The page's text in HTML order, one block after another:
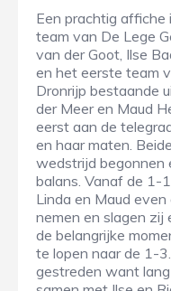
Een prachtig
team van De Lege
van der Goot, Ilse
en het eerste team
Dronrijp bestaande
der Meer en Maud
eerst aan de
en haar maten.
wedstrijd begonnen
balans. Vanaf de 1-
Linda en Maud
nemen en slagen zij
de belangrijke
te lopen naar de 1-
gestreden want